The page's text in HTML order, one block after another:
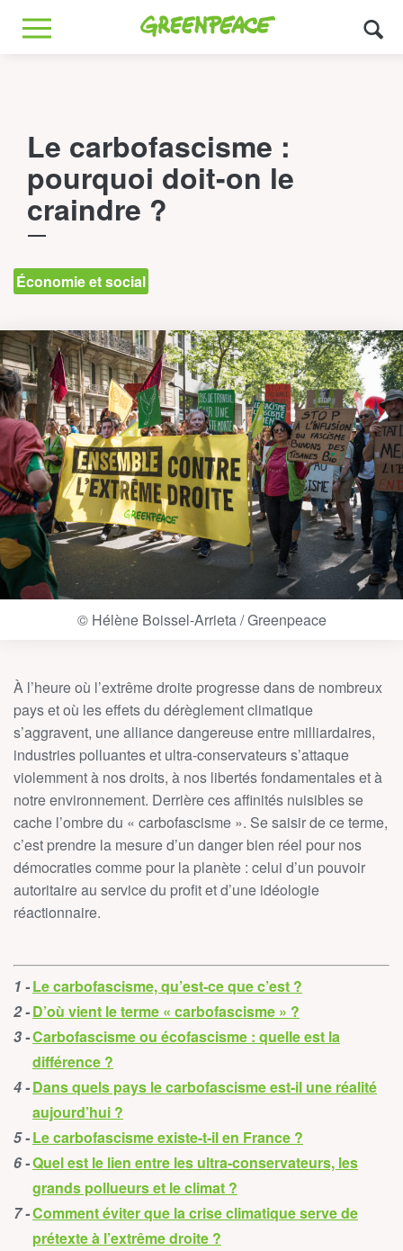
Greenpeace
MENU
Le carbofascisme :
pourquoi doit-on le
craindre ?
Économie et social
© Hélène Boissel-Arrieta / Greenpeace
À l’heure où l’extrême droite progresse dans de nombreux
pays et où les effets du dérèglement climatique
s’aggravent, une alliance dangereuse entre milliardaires,
industries polluantes et ultra-conservateurs s’attaque
violemment à nos droits, à nos libertés fondamentales et à
notre environnement. Derrière ces affinités nuisibles se
cache l’ombre du « carbofascisme ». Se saisir de ce terme,
c’est prendre la mesure d’un danger bien réel pour nos
démocraties comme pour la planète : celui d’un pouvoir
autoritaire au service du profit et d’une idéologie
réactionnaire.
Le carbofascisme, qu’est-ce que c’est ?
D’où vient le terme « carbofascisme » ?
Carbofascisme ou écofascisme : quelle est la
différence ?
Dans quels pays le carbofascisme est-il une réalité
aujourd’hui ?
Le carbofascisme existe-t-il en France ?
Quel est le lien entre les ultra-conservateurs, les
grands pollueurs et le climat ?
Comment éviter que la crise climatique serve de
prétexte à l’extrême droite ?